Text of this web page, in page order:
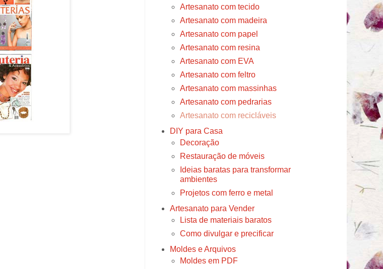
Artesanato com tecido
Artesanato com madeira
Artesanato com papel
Artesanato com resina
Artesanato com EVA
Artesanato com feltro
Artesanato com massinhas
Artesanato com pedrarias
Artesanato com recicláveis
DIY para Casa
Decoração
Restauração de móveis
Ideias baratas para transformar
ambientes
Projetos com ferro e metal
Artesanato para Vender
Lista de materiais baratos
Como divulgar e precificar
Moldes e Arquivos
Moldes em PDF